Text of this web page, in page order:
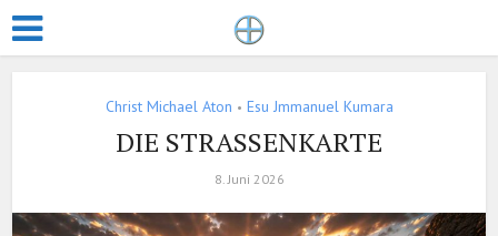
Christ Michael Aton • Esu Jmmanuel Kumara
DIE STRASSENKARTE
8. Juni 2026